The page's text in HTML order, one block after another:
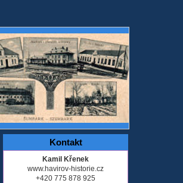
Kontakt
Kamil Křenek
www.havirov-historie.cz
+420 775 878 925